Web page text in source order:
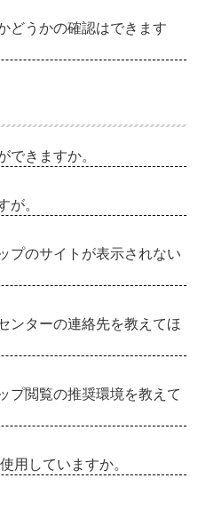
どうかの確認はできます
できますか。
。
プのサイトが表示されない
ンターの連絡先を教えてほ
プ閲覧の推奨環境を教えて
用していますか。